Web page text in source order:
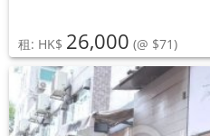
租: HK$ 26,000 (@ $71)